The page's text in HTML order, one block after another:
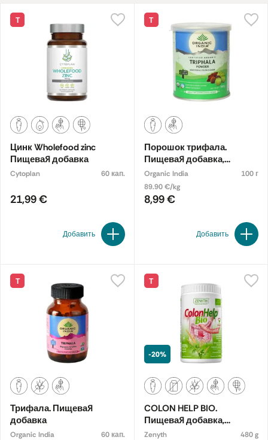
Т
Цинк Wholefood zinc
Пищевая добавка
Cytoplan 60 кап.
21,99 €
Добавить
Т
Порошок трифала.
Пищевая добавка,
органическая
Organic India
100 г
89.90 €/kg
8,99 €
Добавить
Т
Трифала. Пищевая
добавка
Organic India
60 кап.
Т
-20%
COLON HELP BIO.
Пищевая добавка,
экологическая
Zenyth
480 g